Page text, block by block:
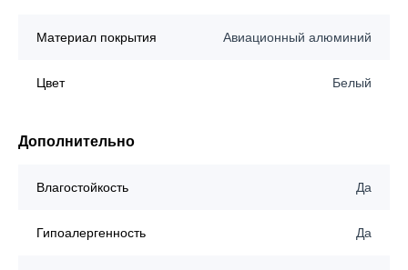
Материал покрытия Авиационный алюминий
Цвет Белый
Дополнительно
Влагостойкость Да
Гипоалергенность Да